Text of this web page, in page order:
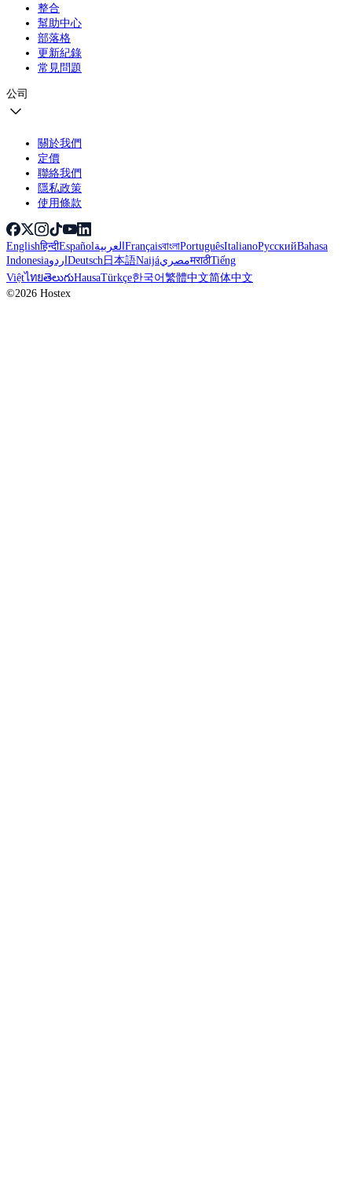
整合
幫助中心
部落格
更新紀錄
常見問題
公司
關於我們
定價
聯絡我們
隱私政策
使用條款
Englishहिन्दीEspañolالعربيةFrançaisবাংলাPortuguêsItalianoРусскийBahasa
IndonesiaاردوDeutsch日本語NaijáمصريमराठीTiếng
ViệtไทยతెలుగుHausaTürkçe한국어繁體中文简体中文
©2026 Hostex